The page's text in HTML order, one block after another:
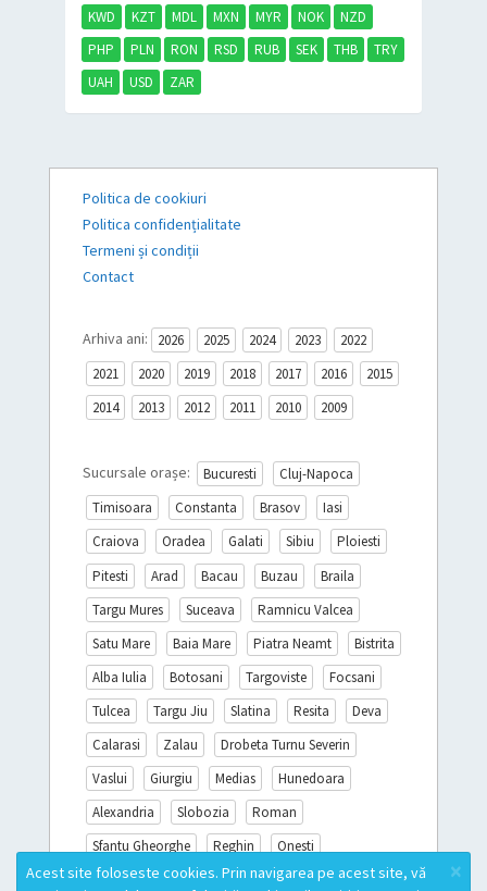
KWD
KZT MDL MXN MYR NOK
NZD
PHP
PLN RON RSD RUB SEK THB
TRY
UAH
USD ZAR
Politica de cookiuri
Politica confidențialitate
Termeni și condiții
Contact
Arhiva ani: 2026 2025 2024 2023
2022
2021
2020 2019 2018 2017 2016
2015
2014
2013 2012 2011 2010 2009
Sucursale orașe: Bucuresti
Cluj-Napoca
Timisoara
Constanta Brasov
Iasi
Craiova
Oradea Galati Sibiu
Ploiesti
Pitesti
Arad Bacau Buzau
Braila
Targu Mures
Suceava
Ramnicu Valcea
Satu Mare
Baia Mare Piatra Neamt
Bistrita
Alba Iulia
Botosani Targoviste
Focsani
Tulcea
Targu Jiu Slatina Resita
Deva
Calarasi
Zalau
Drobeta Turnu Severin
Vaslui
Giurgiu Medias
Hunedoara
Alexandria
Slobozia
Roman
Sfantu Gheorghe
Reghin
Onesti
Sighisoara
Miercurea Ciuc Turda ×
Acest site foloseste cookies. Prin navigarea pe acest site, vă